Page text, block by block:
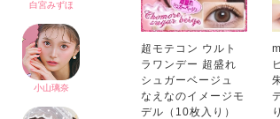
超モテコン ウルト
ラワンデー 超盛れ
シュガーベージュ
なえなのイメージモ
デル（10枚入り）